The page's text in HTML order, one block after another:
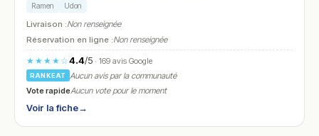
Ramen Udon
Livraison :Non renseignée
Réservation en ligne :Non renseignée
★★★★☆4.4/5· 169 avis Google
RANKEAT
Aucun avis par la communauté
Vote rapideAucun vote pour le moment
Voir la fiche→